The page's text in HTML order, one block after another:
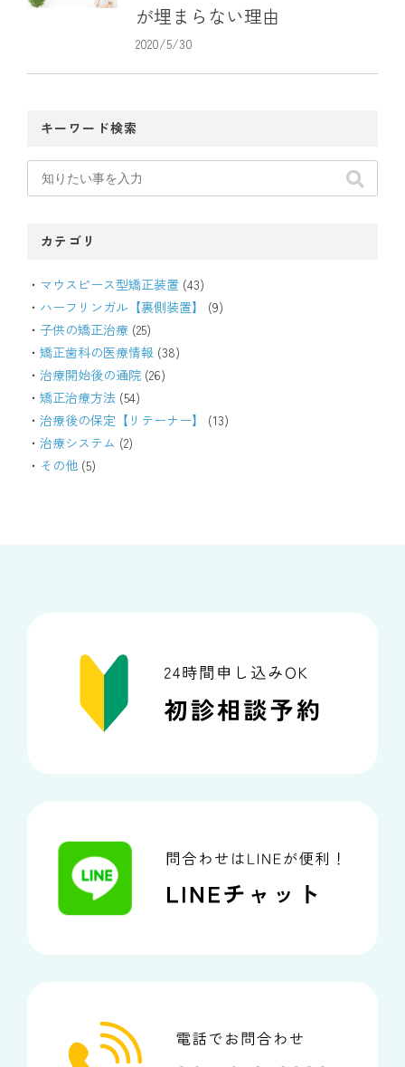
が埋まらない理由
2020/5/30
キーワード検索
カテゴリ
マウスピース型矯正装置 (43)
ハーフリンガル【裏側装置】
(9)
子供の矯正治療 (25)
矯正歯科の医療情報 (38)
治療開始後の通院 (26)
矯正治療方法 (54)
治療後の保定【リテーナー】
(13)
治療システム (2)
その他 (5)